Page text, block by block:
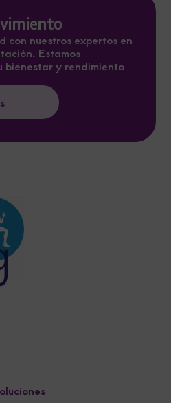
con nuestros expertos en
Estamos
bienestar y rendimiento